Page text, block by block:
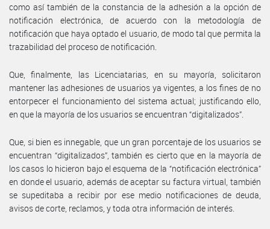
como así también de la constancia de la adhesión a la opción de
notificación electrónica, de acuerdo con la metodología de
notificación que haya optado el usuario, de modo tal que permita la
trazabilidad del proceso de notificación.
Que, finalmente, las Licenciatarias, en su mayoría, solicitaron
mantener las adhesiones de usuarios ya vigentes, a los fines de no
entorpecer el funcionamiento del sistema actual; justificando ello,
en que la mayoría de los usuarios se encuentran “digitalizados”.
Que, si bien es innegable, que un gran porcentaje de los usuarios se
encuentran “digitalizados”, también es cierto que en la mayoría de
los casos lo hicieron bajo el esquema de la “notificación electrónica”
en donde el usuario, además de aceptar su factura virtual, también
se supeditaba a recibir por ese medio notificaciones de deuda,
avisos de corte, reclamos, y toda otra información de interés.